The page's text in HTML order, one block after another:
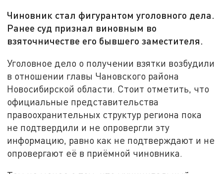
Чиновник стал фигурантом уголовного дела.
Ранее суд признал виновным во
взяточничестве его бывшего заместителя.
Уголовное дело о получении взятки возбудили
в отношении главы Чановского района
Новосибирской области. Стоит отметить, что
официальные представительства
правоохранительных структур региона пока
не подтвердили и не опровергли эту
информацию, равно как не подтверждают и не
опровергают её в приёмной чиновника.